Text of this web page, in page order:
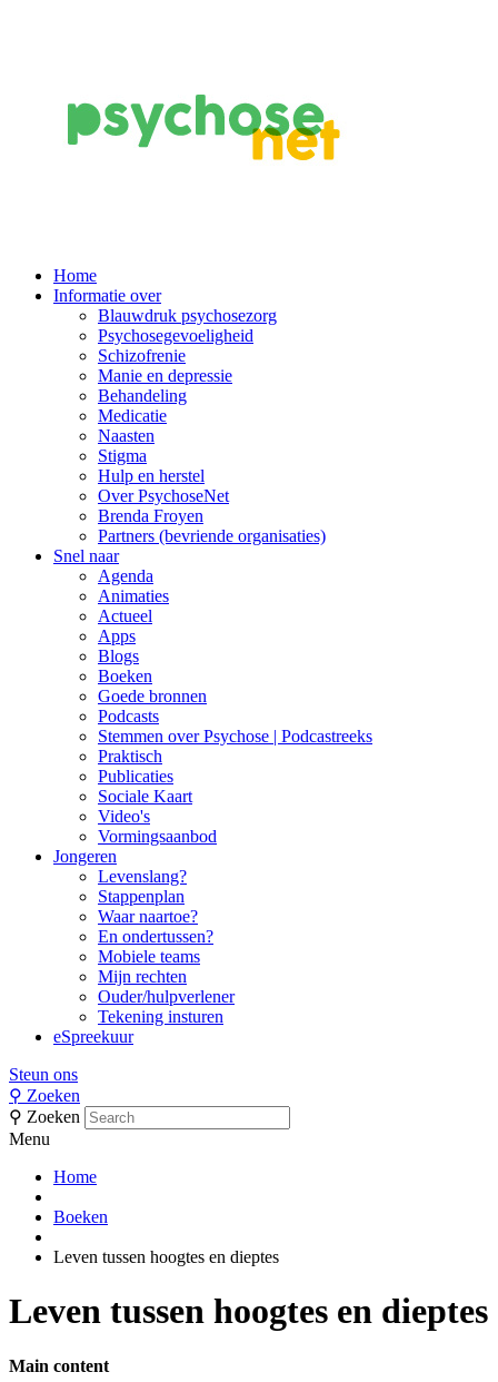
Main
Navigation
Home
Informatie over
Blauwdruk psychosezorg
Psychosegevoeligheid
Schizofrenie
Manie en depressie
Behandeling
Medicatie
Naasten
Stigma
Hulp en herstel
Over PsychoseNet
Brenda Froyen
Partners (bevriende organisaties)
Snel naar
Agenda
Animaties
Actueel
Apps
Blogs
Boeken
Goede bronnen
Podcasts
Stemmen over Psychose | Podcastreeks
Praktisch
Publicaties
Sociale Kaart
Video's
Vormingsaanbod
Jongeren
Levenslang?
Stappenplan
Waar naartoe?
En ondertussen?
Mobiele teams
Mijn rechten
Ouder/hulpverlener
Tekening insturen
eSpreekuur
Steun ons
⚲ Zoeken
⚲ Zoeken
Menu
Home
Boeken
Leven tussen hoogtes en dieptes
Leven tussen hoogtes en dieptes
Main content